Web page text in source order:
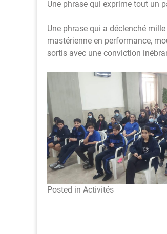
Une phrase qui exprime tout un
Une phrase qui a déclenché
mastérienne en performance,
sortis avec une conviction
Posted in Activités